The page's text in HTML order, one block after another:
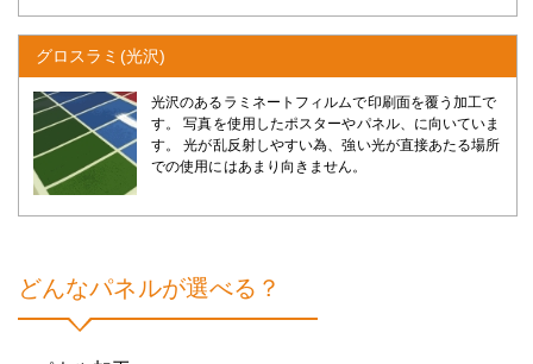
グロスラミ(光沢)
光沢のあるラミネートフィルムで印刷面を覆う加工で
す。 写真を使用したポスターやパネル、に向いていま
す。 光が乱反射しやすい為、強い光が直接あたる場所
での使用にはあまり向きません。
どんなパネルが選べる？